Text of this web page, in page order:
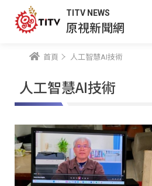
TITV NEWS
原視新聞網
首頁 人工智慧AI技術
人工智慧AI技術